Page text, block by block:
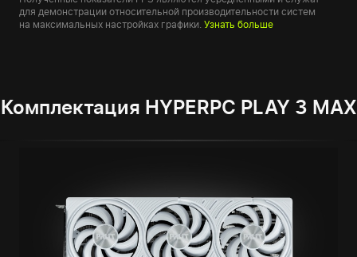
для демонстрации относительной производительности систем
на максимальных настройках графики. Узнать больше
Комплектация HYPERPC PLAY 3 MAX